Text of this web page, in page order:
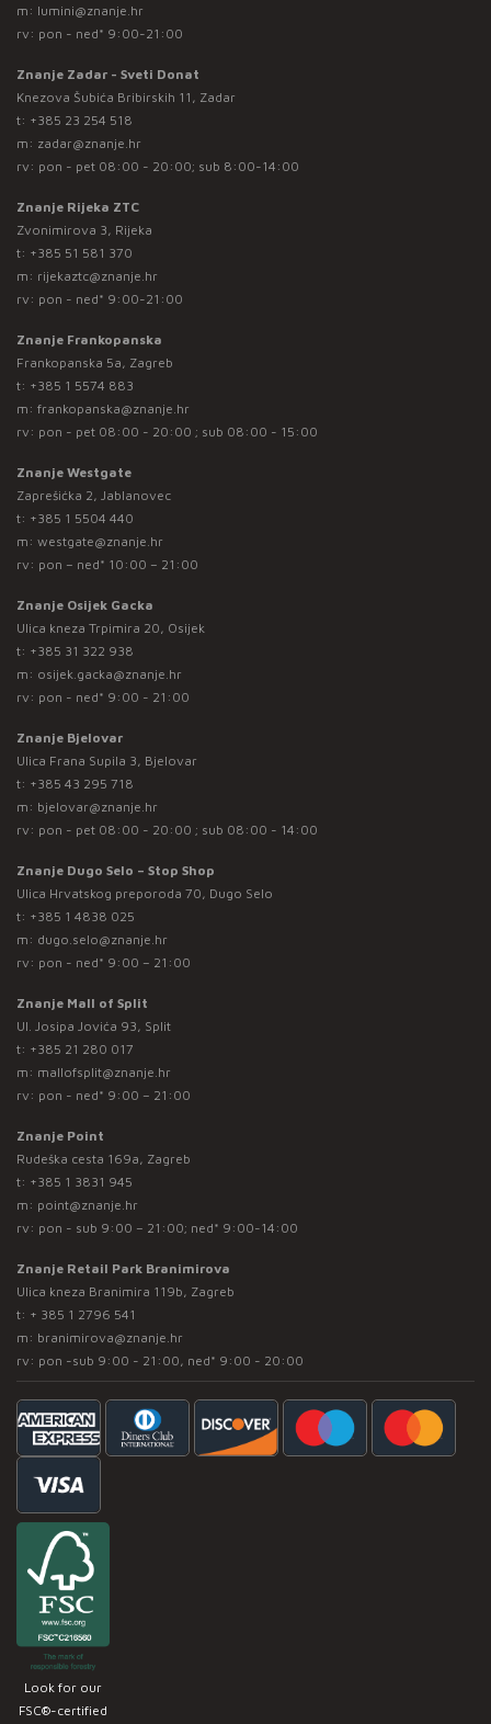
m: lumini@znanje.hr
rv: pon - ned* 9:00-21:00
Znanje Zadar - Sveti Donat
Knezova Šubića Bribirskih 11, Zadar
t: +385 23 254 518
m: zadar@znanje.hr
rv: pon - pet 08:00 - 20:00; sub 8:00-14:00
Znanje Rijeka ZTC
Zvonimirova 3, Rijeka
t: +385 51 581 370
m: rijekaztc@znanje.hr
rv: pon - ned* 9:00-21:00
Znanje Frankopanska
Frankopanska 5a, Zagreb
t: +385 1 5574 883
m: frankopanska@znanje.hr
rv: pon - pet 08:00 - 20:00 ; sub 08:00 - 15:00
Znanje Westgate
Zaprešićka 2, Jablanovec
t: +385 1 5504 440
m: westgate@znanje.hr
rv: pon – ned* 10:00 – 21:00
Znanje Osijek Gacka
Ulica kneza Trpimira 20, Osijek
t: +385 31 322 938
m: osijek.gacka@znanje.hr
rv: pon - ned* 9:00 - 21:00
Znanje Bjelovar
Ulica Frana Supila 3, Bjelovar
t: +385 43 295 718
m: bjelovar@znanje.hr
rv: pon - pet 08:00 - 20:00 ; sub 08:00 - 14:00
Znanje Dugo Selo – Stop Shop
Ulica Hrvatskog preporoda 70, Dugo Selo
t: +385 1 4838 025
m: dugo.selo@znanje.hr
rv: pon - ned* 9:00 – 21:00
Znanje Mall of Split
Ul. Josipa Jovića 93, Split
t: +385 21 280 017
m: mallofsplit@znanje.hr
rv: pon - ned* 9:00 – 21:00
Znanje Point
Rudeška cesta 169a, Zagreb
t: +385 1 3831 945
m: point@znanje.hr
rv: pon - sub 9:00 – 21:00; ned* 9:00-14:00
Znanje Retail Park Branimirova
Ulica kneza Branimira 119b, Zagreb
t: + 385 1 2796 541
m: branimirova@znanje.hr
rv: pon -sub 9:00 - 21:00, ned* 9:00 - 20:00
Look for our
FSC®-certified